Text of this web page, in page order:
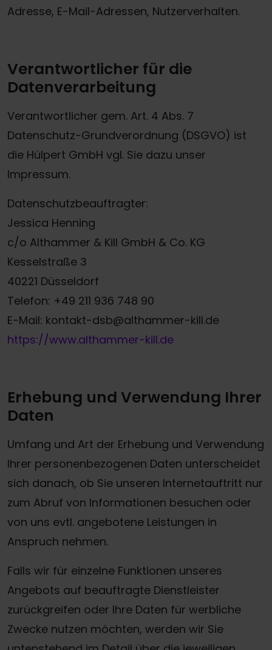
Adresse, E-Mail-Adressen, Nutzerverhalten.
Verantwortlicher für die
Datenverarbeitung
Verantwortlicher gem. Art. 4 Abs. 7
Datenschutz-Grundverordnung (DSGVO) ist
die Hülpert GmbH vgl. Sie dazu unser
Impressum.
Datenschutzbeauftragter:
Jessica Henning
c/o Althammer & Kill GmbH & Co. KG
Kesselstraße 3
40221 Düsseldorf
Telefon: +49 211 936 748 90
E-Mail: kontakt-dsb@althammer-kill.de
https://www.althammer-kill.de
Erhebung und Verwendung Ihrer
Daten
Umfang und Art der Erhebung und Verwendung
Ihrer personenbezogenen Daten unterscheidet
sich danach, ob Sie unseren Internetauftritt nur
zum Abruf von Informationen besuchen oder
von uns evtl. angebotene Leistungen in
Anspruch nehmen.
Falls wir für einzelne Funktionen unseres
Angebots auf beauftragte Dienstleister
zurückgreifen oder Ihre Daten für werbliche
Zwecke nutzen möchten, werden wir Sie